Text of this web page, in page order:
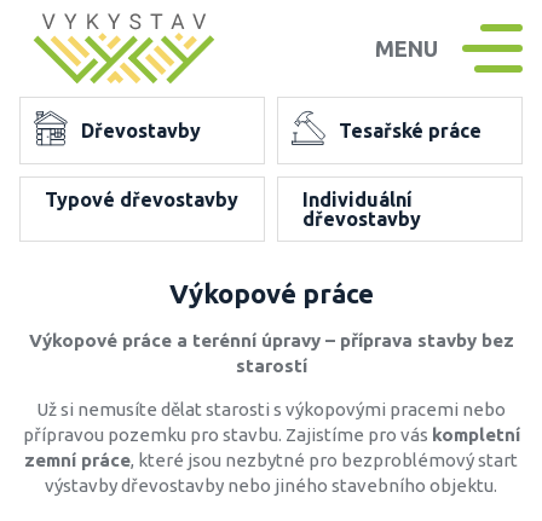
MENU
Dřevostavby Tesařské práce
Typové dřevostavby
Individuální
dřevostavby
Výkopové práce
Výkopové práce a terénní úpravy – příprava stavby bez
starostí
Už si nemusíte dělat starosti s výkopovými pracemi nebo
přípravou pozemku pro stavbu. Zajistíme pro vás kompletní
zemní práce, které jsou nezbytné pro bezproblémový start
výstavby dřevostavby nebo jiného stavebního objektu.